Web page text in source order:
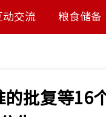
动交流 粮食储备
批复等16